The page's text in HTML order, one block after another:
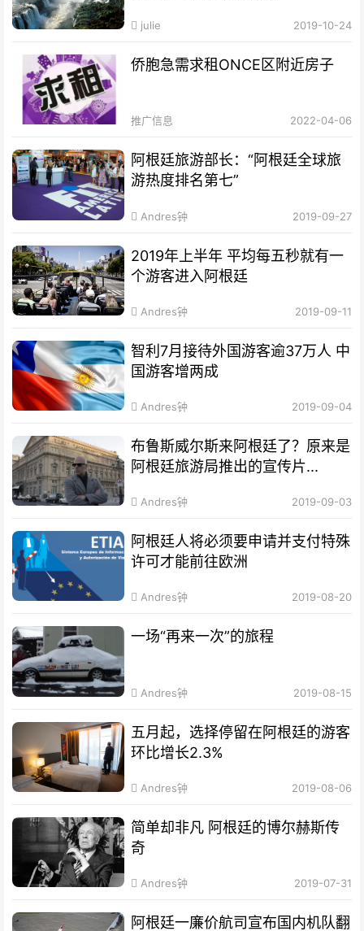
julie 2019-10-24
侨胞急需求租ONCE区附近房子
推广信息 2022-04-06
阿根廷旅游部长：“阿根廷全球旅
游热度排名第七”
Andres钟 2019-09-27
2019年上半年 平均每五秒就有一
个游客进入阿根廷
Andres钟 2019-09-11
智利7月接待外国游客逾37万人 中
国游客增两成
Andres钟 2019-09-04
布鲁斯威尔斯来阿根廷了？原来是
阿根廷旅游局推出的宣传片...
Andres钟 2019-09-03
阿根廷人将必须要申请并支付特殊
许可才能前往欧洲
Andres钟 2019-08-20
一场“再来一次”的旅程
Andres钟 2019-08-15
五月起，选择停留在阿根廷的游客
环比增长2.3%
Andres钟 2019-08-06
简单却非凡 阿根廷的博尔赫斯传
奇
Andres钟 2019-07-31
阿根廷一廉价航司宣布国内机队翻